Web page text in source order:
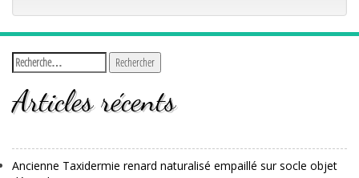
Articles récents
Ancienne Taxidermie renard naturalisé empaillé sur socle objet